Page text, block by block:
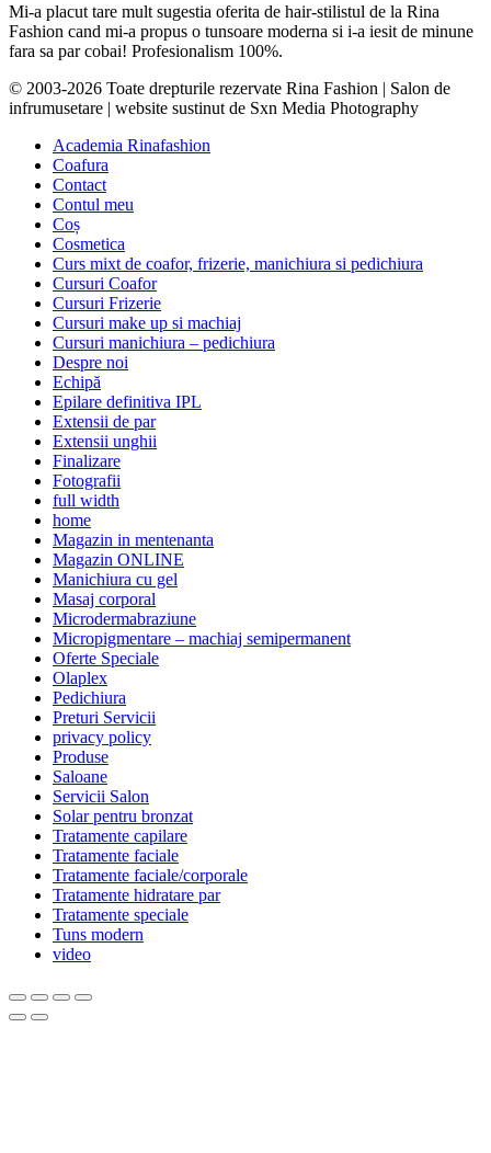
Mi-a placut tare mult sugestia oferita de hair-stilistul de la Rina
Fashion cand mi-a propus o tunsoare moderna si i-a iesit de minune
fara sa par cobai! Profesionalism 100%.
© 2003-2026 Toate drepturile rezervate Rina Fashion | Salon de
infrumusetare | website sustinut de Sxn Media Photography
Academia Rinafashion
Coafura
Contact
Contul meu
Coș
Cosmetica
Curs mixt de coafor, frizerie, manichiura si pedichiura
Cursuri Coafor
Cursuri Frizerie
Cursuri make up si machiaj
Cursuri manichiura – pedichiura
Despre noi
Echipă
Epilare definitiva IPL
Extensii de par
Extensii unghii
Finalizare
Fotografii
full width
home
Magazin in mentenanta
Magazin ONLINE
Manichiura cu gel
Masaj corporal
Microdermabraziune
Micropigmentare – machiaj semipermanent
Oferte Speciale
Olaplex
Pedichiura
Preturi Servicii
privacy policy
Produse
Saloane
Servicii Salon
Solar pentru bronzat
Tratamente capilare
Tratamente faciale
Tratamente faciale/corporale
Tratamente hidratare par
Tratamente speciale
Tuns modern
video